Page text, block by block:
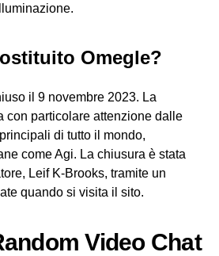
Omegle?
il 9 novembre 2023. La
con particolare attenzione dalle
di tutto il mondo,
come Agi. La chiusura è stata
Leif K-Brooks, tramite un
quando si visita il sito.
Video Chat